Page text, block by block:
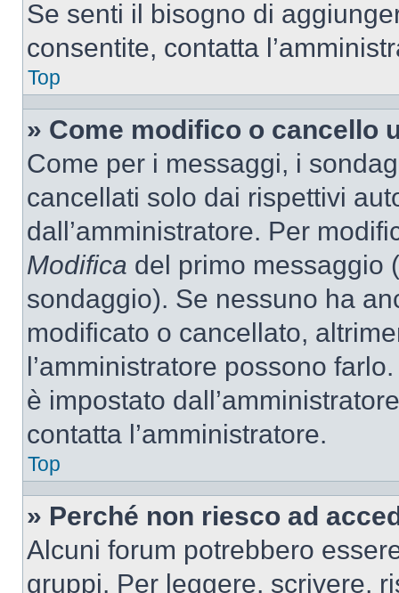
Se senti il bisogno di
consentite, contatta
Top
» Come modifico o cancello
Come per i messaggi, i
cancellati solo dai rispettivi
dall’amministratore. Per
Modifica del primo messaggio
sondaggio). Se nessuno ha
modificato o cancellato,
l’amministratore possono
è impostato
contatta l’amministratore.
Top
» Perché non riesco ad
Alcuni forum potrebbero
gruppi. Per leggere, scrivere,